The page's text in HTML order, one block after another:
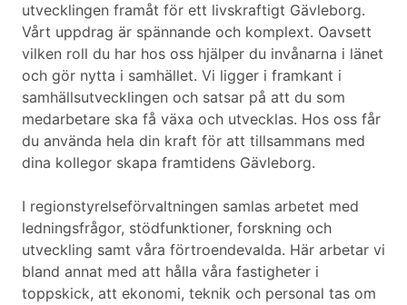
utvecklingen framåt för ett livskraftigt Gävleborg.
Vårt uppdrag är spännande och komplext. Oavsett
vilken roll du har hos oss hjälper du invånarna i länet
och gör nytta i samhället. Vi ligger i framkant i
samhällsutvecklingen och satsar på att du som
medarbetare ska få växa och utvecklas. Hos oss får
du använda hela din kraft för att tillsammans med
dina kollegor skapa framtidens Gävleborg.
I regionstyrelseförvaltningen samlas arbetet med
ledningsfrågor, stödfunktioner, forskning och
utveckling samt våra förtroendevalda. Här arbetar vi
bland annat med att hålla våra fastigheter i
toppskick, att ekonomi, teknik och personal tas om